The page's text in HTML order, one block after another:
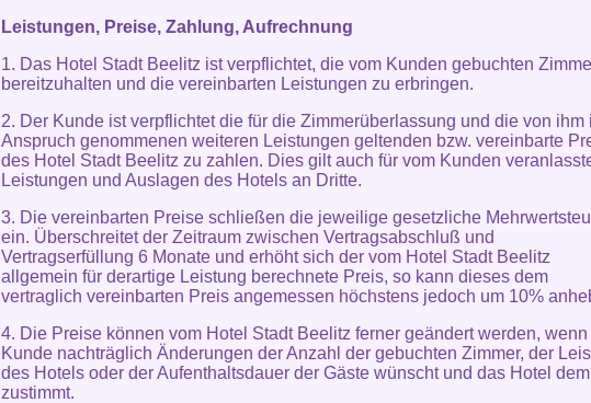
Leistungen, Preise, Zahlung, Aufrechnung
1. Das Hotel Stadt Beelitz ist verpflichtet, die vom Kunden gebuchten
bereitzuhalten und die vereinbarten Leistungen zu erbringen.
2. Der Kunde ist verpflichtet die für die Zimmerüberlassung und die von ihm
Anspruch genommenen weiteren Leistungen geltenden bzw. vereinbarte
des Hotel Stadt Beelitz zu zahlen. Dies gilt auch für vom Kunden
Leistungen und Auslagen des Hotels an Dritte.
3. Die vereinbarten Preise schließen die jeweilige gesetzliche
ein. Überschreitet der Zeitraum zwischen Vertragsabschluß und
Vertragserfüllung 6 Monate und erhöht sich der vom Hotel Stadt Beelitz
allgemein für derartige Leistung berechnete Preis, so kann dieses dem
vertraglich vereinbarten Preis angemessen höchstens jedoch um 10%
4. Die Preise können vom Hotel Stadt Beelitz ferner geändert werden, wenn
Kunde nachträglich Änderungen der Anzahl der gebuchten Zimmer, der
des Hotels oder der Aufenthaltsdauer der Gäste wünscht und das Hotel dem
zustimmt.